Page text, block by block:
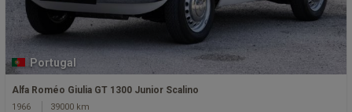
Portugal
Alfa Roméo Giulia GT 1300 Junior Scalino
1966 39000 km